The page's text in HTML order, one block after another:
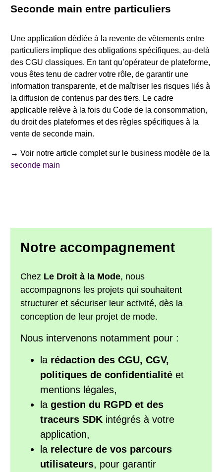
Seconde main entre particuliers
Une application dédiée à la revente de vêtements entre
particuliers implique des obligations spécifiques, au-delà
des CGU classiques. En tant qu’opérateur de plateforme,
vous êtes tenu de cadrer votre rôle, de garantir une
information transparente, et de maîtriser les risques liés à
la diffusion de contenus par des tiers. Le cadre
applicable relève à la fois du Code de la consommation,
du droit des plateformes et des règles spécifiques à la
vente de seconde main.
→ Voir notre article complet sur le business modèle de la
seconde main
Notre accompagnement
Chez Le Droit à la Mode, nous
accompagnons les projets qui souhaitent
structurer et sécuriser leur activité, dès la
conception de leur projet de mode.
Nous intervenons notamment pour :
la rédaction des CGU, CGV,
politiques de confidentialité et
mentions légales,
la gestion du RGPD et des
traceurs SDK intégrés à votre
application,
la relecture de vos parcours
utilisateurs, pour garantir